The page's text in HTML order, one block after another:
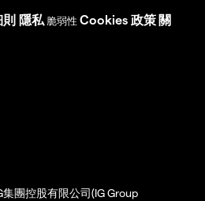
隱私 脆弱性 Cookies 政策 關
團控股有限公司(IG Group